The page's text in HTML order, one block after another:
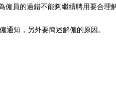
僱員的過錯不能夠繼續聘用要合理
知，另外要簡述解僱的原因。